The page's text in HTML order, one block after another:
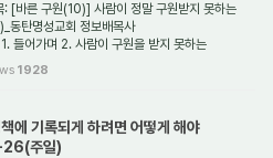
른 구원(10)] 사람이 정말 구원받지 못하는
동탄명성교회 정보배목사
어가며 2. 사람이 구원을 받지 못하는
1928
에 기록되게 하려면 어떻게 해야
주일)